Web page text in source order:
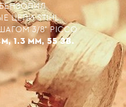
ЦЕПИ STIHL
3/8" PICCO
1.3 ММ, 55 ЗВ.